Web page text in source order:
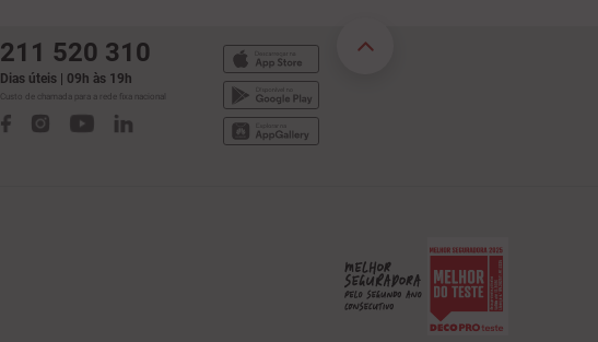
211 520 310
Dias úteis | 09h às 19h
Custo de chamada para a rede fixa nacional